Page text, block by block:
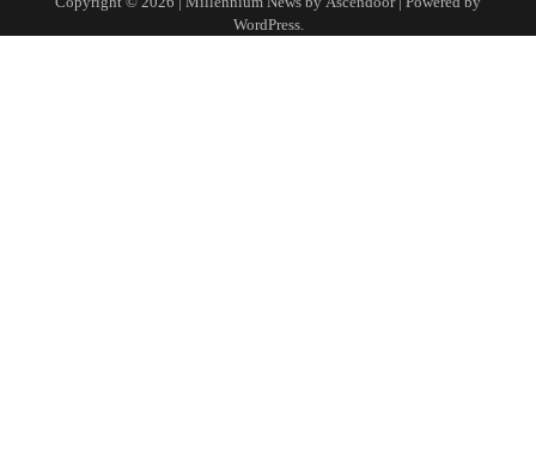
WordPress.